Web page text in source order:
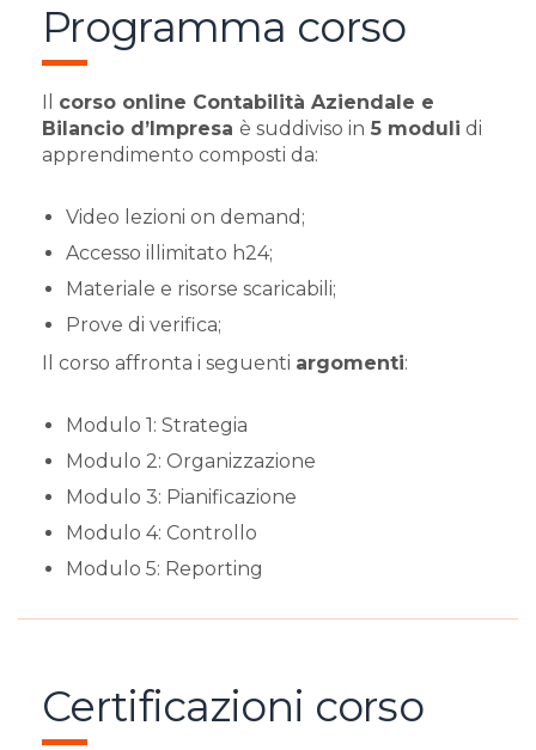
Programma corso
corso online Contabilità Aziendale e
Bilancio d’Impresa è suddiviso in 5 moduli di
apprendimento composti da:
Video lezioni on demand;
Accesso illimitato h24;
Materiale e risorse scaricabili;
Prove di verifica;
Il corso affronta i seguenti argomenti:
Modulo 1: Strategia
Modulo 2: Organizzazione
Modulo 3: Pianificazione
Modulo 4: Controllo
Modulo 5: Reporting
Certificazioni corso